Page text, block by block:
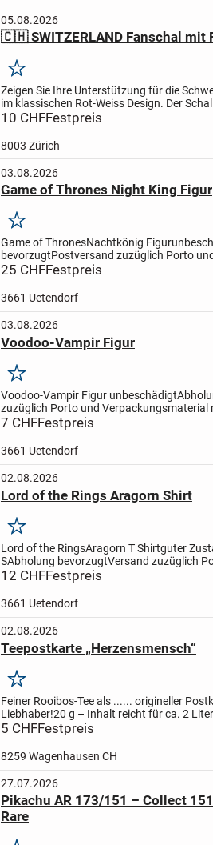
05.08.2026
🇨🇭 SWITZERLAND Fanschal mit
Merken
Zeigen Sie Ihre Unterstützung für die
im klassischen Rot-Weiss Design. Der
SWITZERLAND Schriftzug und den
10 CHFFestpreis
8003 Zürich
03.08.2026
Game of Thrones Night King Figur
Merken
Game of ThronesNachtkönig Figur
bevorzugtPostversand zuzüglich Porto
25 CHFFestpreis
3661 Uetendorf
03.08.2026
Voodoo-Vampir Figur
Merken
Voodoo-Vampir Figur unbeschädigt
zuzüglich Porto und Verpackungsmaterial
7 CHFFestpreis
3661 Uetendorf
02.08.2026
Lord of the Rings Aragorn Shirt
Merken
Lord of the RingsAragorn T Shirtguter
SAbholung bevorzugtVersand zuzüglich
möglich
12 CHFFestpreis
3661 Uetendorf
02.08.2026
Teepostkarte „Herzensmensch“
Merken
Feiner Rooibos-Tee als ...... origineller
Liebhaber!20 g – Inhalt reicht für ca. 2
Liebhaber! Mit einem heißen Becher fein
5 CHFFestpreis
8259 Wagenhausen CH
27.07.2026
Pikachu AR 173/151 – Collect
Rare